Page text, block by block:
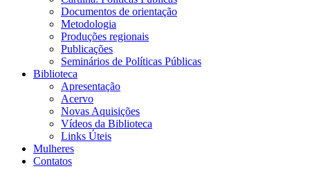
Documentos de orientação
Metodologia
Produções regionais
Publicações
Seminários de Políticas Públicas
Biblioteca
Apresentação
Acervo
Novas Aquisições
Vídeos da Biblioteca
Links Úteis
Mulheres
Contatos